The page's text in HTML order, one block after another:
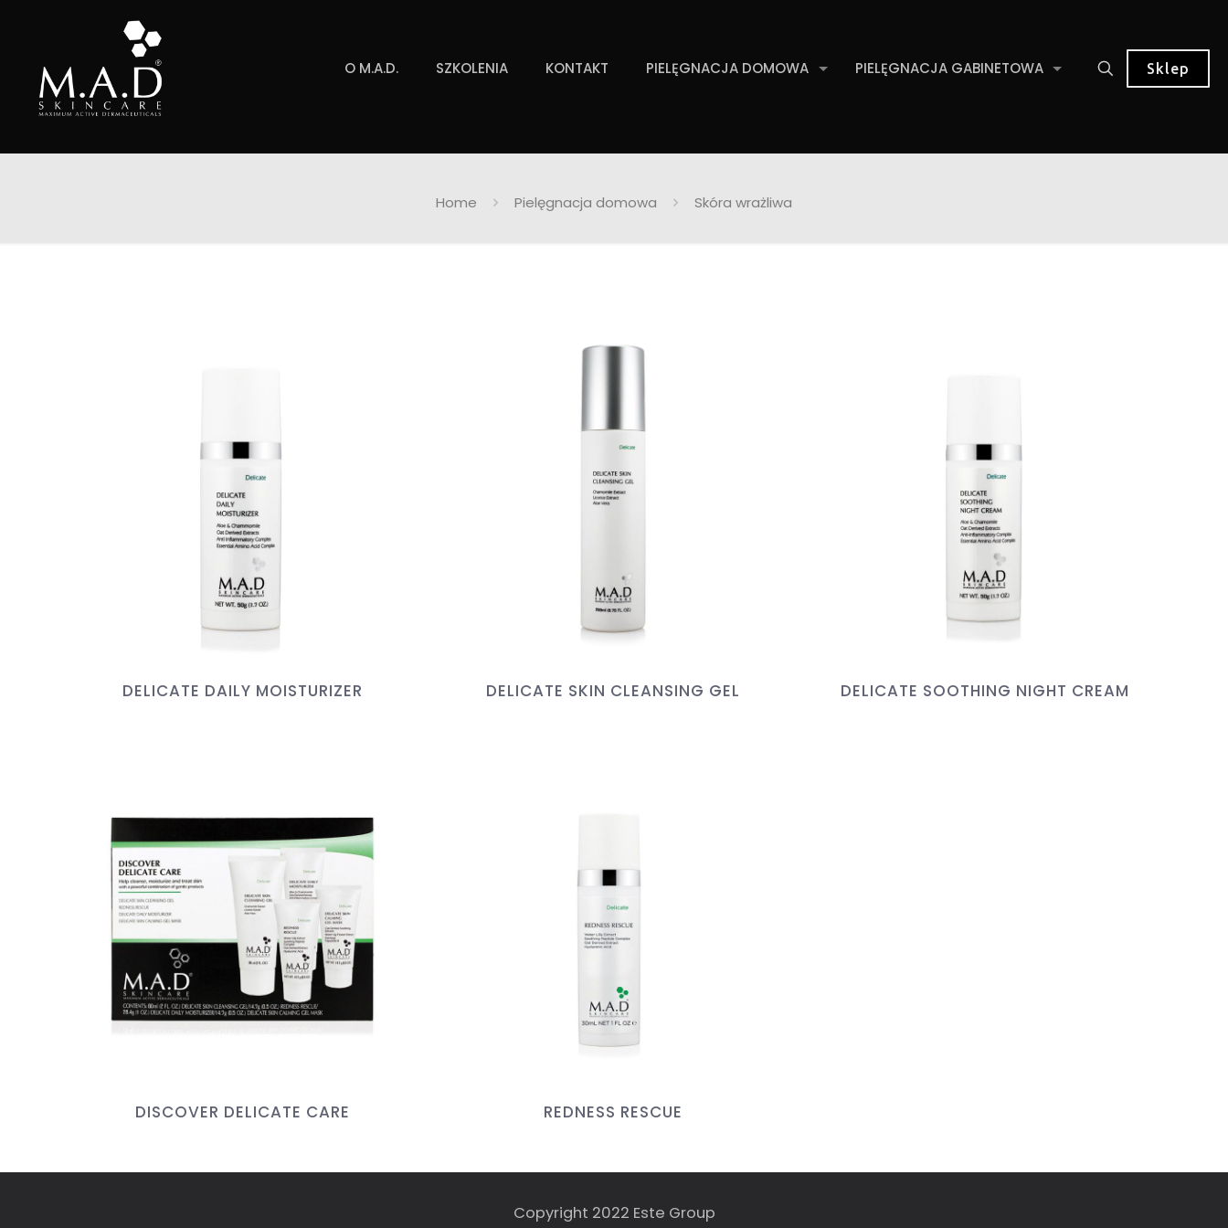
O M.A.D. SZKOLENIA KONTAKT PIELĘGNACJA DOMOWA PIELĘGNACJA GABINETOWA Sklep
Home Pielęgnacja domowa Skóra wrażliwa
DELICATE DAILY MOISTURIZER DELICATE SKIN CLEANSING GEL DELICATE SOOTHING NIGHT CREAM
DISCOVER DELICATE CARE REDNESS RESCUE
Copyright 2022 Este Group